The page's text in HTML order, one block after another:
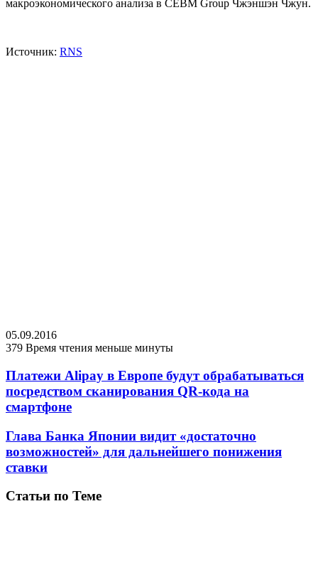
макроэкономического анализа в CEBM Group Чжэншэн Чжун.
Источник: RNS
05.09.2016
379 Время чтения меньше минуты
Платежи Alipay в Европе будут обрабатываться
посредством сканирования QR-кода на
смартфоне
Глава Банка Японии видит «достаточно
возможностей» для дальнейшего понижения
ставки
Статьи по Теме